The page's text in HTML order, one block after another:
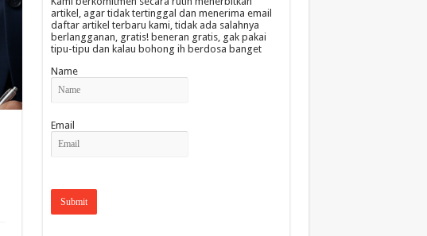
artikel, agar tidak tertinggal dan menerima email
daftar artikel terbaru kami, tidak ada salahnya
berlangganan, gratis! beneran gratis, gak pakai
tipu-tipu dan kalau bohong ih berdosa banget
Name
Email